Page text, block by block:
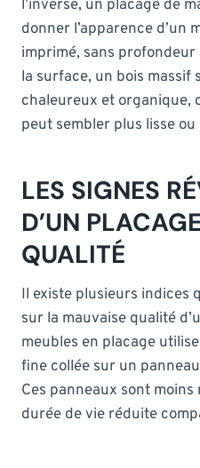
l’inverse, un placage de
donner l’apparence d’un
imprimé, sans
la surface, un bois massif
chaleureux et organique,
peut sembler plus lisse
LES SIGNES
D’UN
QUALITÉ
Il existe plusieurs indices
sur la mauvaise qualité
meubles en placage
fine collée sur un
Ces panneaux sont
durée de vie réduite